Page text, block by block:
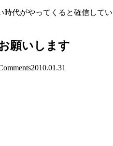
時代がやってくると確信して
願いします
2010.01.31